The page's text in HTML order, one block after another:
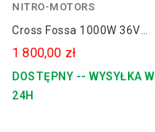
NITRO-MOTORS
Cross Fossa 1000W 36V
Elektryczny Dla Dziecka
1 800,00 zł
DOSTĘPNY -- WYSYŁKA W
24H